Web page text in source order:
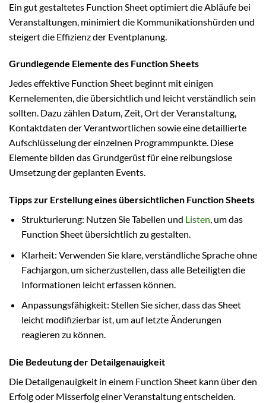
Ein gut gestaltetes Function Sheet optimiert die Abläufe bei
Veranstaltungen, minimiert die Kommunikationshürden und
steigert die Effizienz der Eventplanung.
Grundlegende Elemente des Function Sheets
Jedes effektive Function Sheet beginnt mit einigen
Kernelementen, die übersichtlich und leicht verständlich sein
sollten. Dazu zählen Datum, Zeit, Ort der Veranstaltung,
Kontaktdaten der Verantwortlichen sowie eine detaillierte
Aufschlüsselung der einzelnen Programmpunkte. Diese
Elemente bilden das Grundgerüst für eine reibungslose
Umsetzung der geplanten Events.
Tipps zur Erstellung eines übersichtlichen Function Sheets
Strukturierung: Nutzen Sie Tabellen und Listen, um das
Function Sheet übersichtlich zu gestalten.
Klarheit: Verwenden Sie klare, verständliche Sprache ohne
Fachjargon, um sicherzustellen, dass alle Beteiligten die
Informationen leicht erfassen können.
Anpassungsfähigkeit: Stellen Sie sicher, dass das Sheet
leicht modifizierbar ist, um auf letzte Änderungen
reagieren zu können.
Die Bedeutung der Detailgenauigkeit
Die Detailgenauigkeit in einem Function Sheet kann über den
Erfolg oder Misserfolg einer Veranstaltung entscheiden.